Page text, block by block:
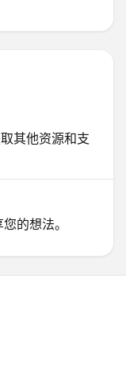
其他资源和支
的想法。